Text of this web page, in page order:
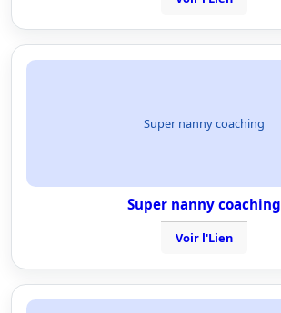
Super nanny coaching
Super nanny coaching
Voir l'Lien